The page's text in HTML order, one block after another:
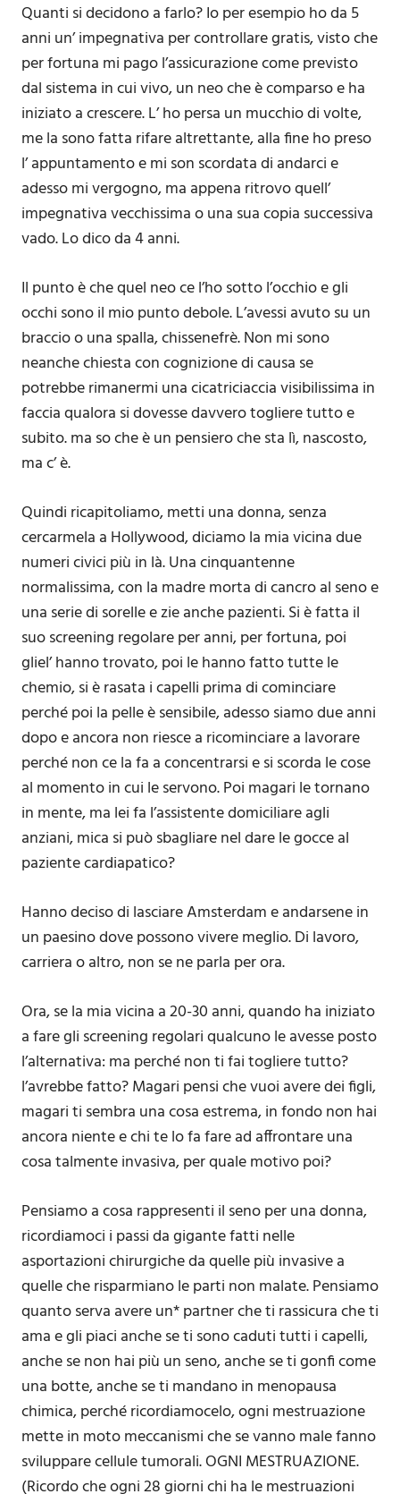
Quanti si decidono a farlo? Io per esempio ho da 5
anni un’ impegnativa per controllare gratis, visto che
per fortuna mi pago l’assicurazione come previsto
dal sistema in cui vivo, un neo che è comparso e ha
iniziato a crescere. L’ ho persa un mucchio di volte,
me la sono fatta rifare altrettante, alla fine ho preso
l’ appuntamento e mi son scordata di andarci e
adesso mi vergogno, ma appena ritrovo quell’
impegnativa vecchissima o una sua copia successiva
vado. Lo dico da 4 anni.
Il punto è che quel neo ce l’ho sotto l’occhio e gli
occhi sono il mio punto debole. L’avessi avuto su un
braccio o una spalla, chissenefrè. Non mi sono
neanche chiesta con cognizione di causa se
potrebbe rimanermi una cicatriciaccia visibilissima in
faccia qualora si dovesse davvero togliere tutto e
subito. ma so che è un pensiero che sta lì, nascosto,
ma c’ è.
Quindi ricapitoliamo, metti una donna, senza
cercarmela a Hollywood, diciamo la mia vicina due
numeri civici più in là. Una cinquantenne
normalissima, con la madre morta di cancro al seno e
una serie di sorelle e zie anche pazienti. Si è fatta il
suo screening regolare per anni, per fortuna, poi
gliel’ hanno trovato, poi le hanno fatto tutte le
chemio, si è rasata i capelli prima di cominciare
perché poi la pelle è sensibile, adesso siamo due anni
dopo e ancora non riesce a ricominciare a lavorare
perché non ce la fa a concentrarsi e si scorda le cose
al momento in cui le servono. Poi magari le tornano
in mente, ma lei fa l’assistente domiciliare agli
anziani, mica si può sbagliare nel dare le gocce al
paziente cardiapatico?
Hanno deciso di lasciare Amsterdam e andarsene in
un paesino dove possono vivere meglio. Di lavoro,
carriera o altro, non se ne parla per ora.
Ora, se la mia vicina a 20-30 anni, quando ha iniziato
a fare gli screening regolari qualcuno le avesse posto
l’alternativa: ma perché non ti fai togliere tutto?
l’avrebbe fatto? Magari pensi che vuoi avere dei figli,
magari ti sembra una cosa estrema, in fondo non hai
ancora niente e chi te lo fa fare ad affrontare una
cosa talmente invasiva, per quale motivo poi?
Pensiamo a cosa rappresenti il seno per una donna,
ricordiamoci i passi da gigante fatti nelle
asportazioni chirurgiche da quelle più invasive a
quelle che risparmiano le parti non malate. Pensiamo
quanto serva avere un* partner che ti rassicura che ti
ama e gli piaci anche se ti sono caduti tutti i capelli,
anche se non hai più un seno, anche se ti gonfi come
una botte, anche se ti mandano in menopausa
chimica, perché ricordiamocelo, ogni mestruazione
mette in moto meccanismi che se vanno male fanno
sviluppare cellule tumorali. OGNI MESTRUAZIONE.
(Ricordo che ogni 28 giorni chi ha le mestruazioni